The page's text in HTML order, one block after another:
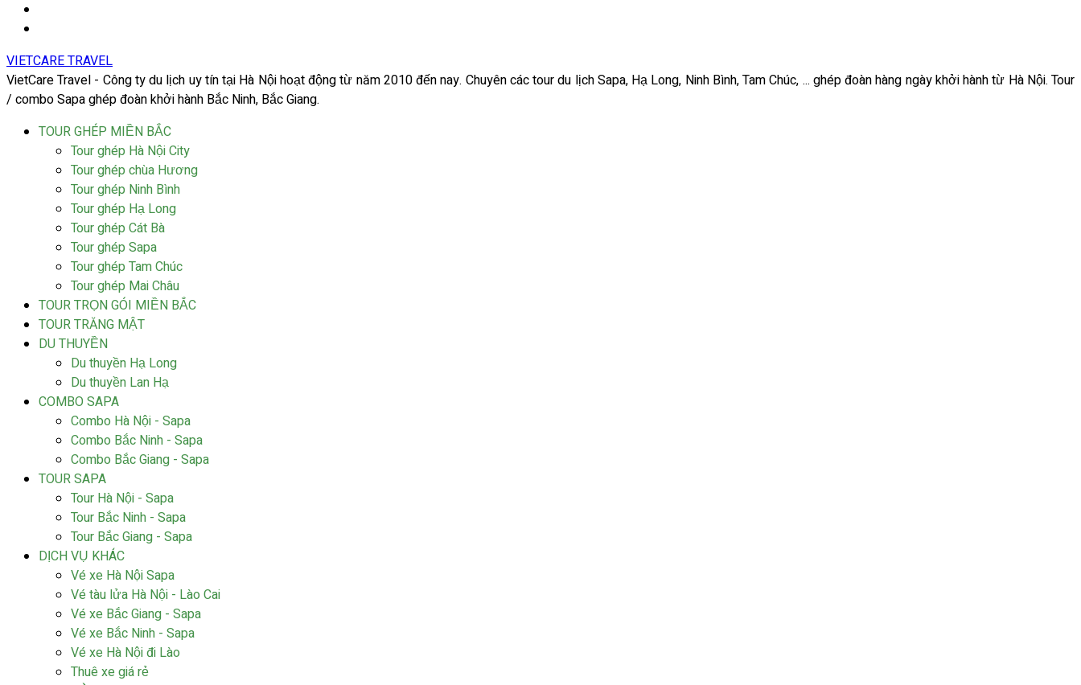
VIETCARE TRAVEL
VietCare Travel - Công ty du lịch uy tín tại Hà Nội hoạt động từ năm 2010 đến nay. Chuyên các tour du lịch Sapa, Hạ Long, Ninh Bình, Tam Chúc, ... ghép đoàn hàng ngày khởi hành từ Hà Nội. Tour
/ combo Sapa ghép đoàn khởi hành Bắc Ninh, Bắc Giang.
TOUR GHÉP MIỀN BẮC
Tour ghép Hà Nội City
Tour ghép chùa Hương
Tour ghép Ninh Bình
Tour ghép Hạ Long
Tour ghép Cát Bà
Tour ghép Sapa
Tour ghép Tam Chúc
Tour ghép Mai Châu
TOUR TRỌN GÓI MIỀN BẮC
TOUR TRĂNG MẬT
DU THUYỀN
Du thuyền Hạ Long
Du thuyền Lan Hạ
COMBO SAPA
Combo Hà Nội - Sapa
Combo Bắc Ninh - Sapa
Combo Bắc Giang - Sapa
TOUR SAPA
Tour Hà Nội - Sapa
Tour Bắc Ninh - Sapa
Tour Bắc Giang - Sapa
DỊCH VỤ KHÁC
Vé xe Hà Nội Sapa
Vé tàu lửa Hà Nội - Lào Cai
Vé xe Bắc Giang - Sapa
Vé xe Bắc Ninh - Sapa
Vé xe Hà Nội đi Lào
Thuê xe giá rẻ